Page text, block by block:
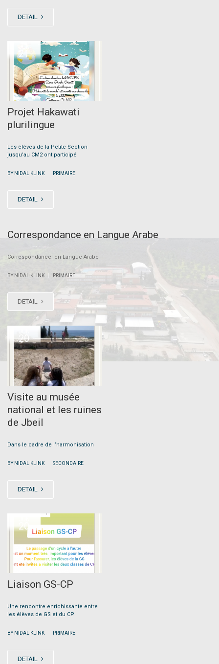
DETAIL
21
Projet Hakawati
plurilingue
Les élèves de la Petite Section
jusqu’au CM2 ont participé
BY NIDAL KLINK PRIMAIRE
DETAIL
Correspondance en Langue Arabe
Correspondance en Langue Arabe
BY NIDAL KLINK PRIMAIRE
DETAIL
20
Visite au musée
national et les ruines
de Jbeil
Dans le cadre de l’harmonisation
BY NIDAL KLINK SECONDAIRE
DETAIL
20
Liaison GS-CP
Une rencontre enrichissante entre
les élèves de GS et du CP.
BY NIDAL KLINK PRIMAIRE
DETAIL